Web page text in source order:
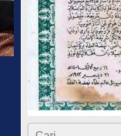
Cari